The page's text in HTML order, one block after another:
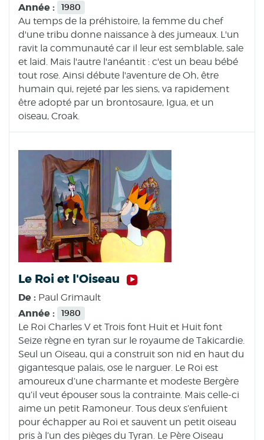
Année : 1980
Au temps de la préhistoire, la femme du chef
d'une tribu donne naissance à des jumeaux. L'un
ravit la communauté car il leur est semblable, sale
et laid. Mais l'autre l'anéantit : c'est un beau bébé
tout rose. Ainsi débute l'aventure de Oh, être
humain qui, rejeté par les siens, va rapidement
être adopté par un brontosaure, Igua, et un
oiseau, Croak.
Le Roi et l'Oiseau
De : Paul Grimault
Année : 1980
Le Roi Charles V et Trois font Huit et Huit font
Seize règne en tyran sur le royaume de Takicardie.
Seul un Oiseau, qui a construit son nid en haut du
gigantesque palais, ose le narguer. Le Roi est
amoureux d’une charmante et modeste Bergère
qu’il veut épouser sous la contrainte. Mais celle-ci
aime un petit Ramoneur. Tous deux s’enfuient
pour échapper au Roi et sauvent un petit oiseau
pris à l’un des pièges du Tyran. Le Père Oiseau